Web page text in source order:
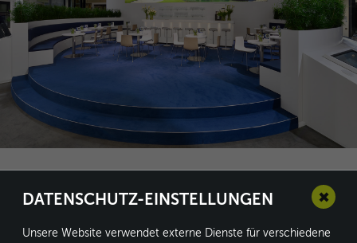
DATENSCHUTZ-EINSTELLUNGEN
Unsere Website verwendet externe Dienste für verschiedene
✖